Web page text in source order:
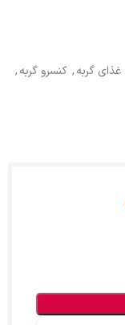
غذای گربه, کنسرو گربه,